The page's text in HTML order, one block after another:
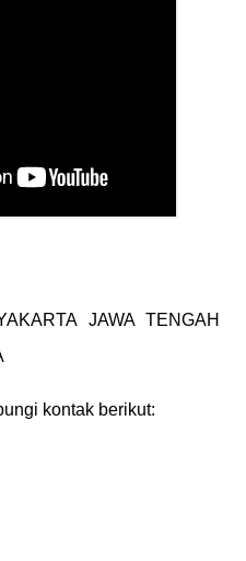
JAWA TENGAH
kontak berikut: